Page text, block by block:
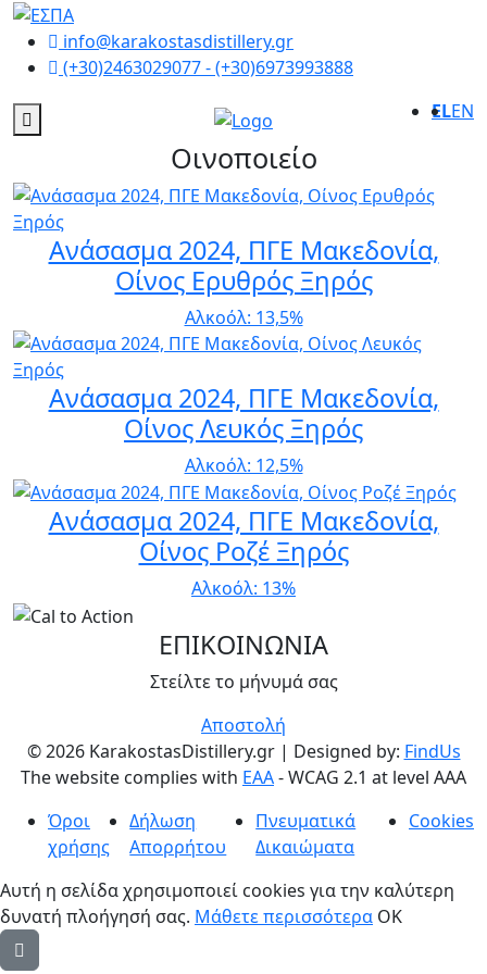
info@karakostasdistillery.gr
(+30)2463029077 - (+30)6973993888
ELEN
Οινοποιείο
Ανάσασμα 2024, ΠΓΕ Μακεδονία,
Οίνος Ερυθρός Ξηρός
Αλκοόλ: 13,5%
Ανάσασμα 2024, ΠΓΕ Μακεδονία,
Οίνος Λευκός Ξηρός
Αλκοόλ: 12,5%
Ανάσασμα 2024, ΠΓΕ Μακεδονία,
Οίνος Ροζέ Ξηρός
Αλκοόλ: 13%
ΕΠΙΚΟΙΝΩΝΙΑ
Στείλτε το μήνυμά σας
Αποστολή
©2026 KarakostasDistillery.gr | Designed by: FindUs
The website complies with EAA- WCAG 2.1 at level AAA
Όροι
χρήσης
Δήλωση
Απορρήτου
Πνευματικά
Δικαιώματα
Cookies
Αυτή η σελίδα χρησιμοποιεί cookies για την καλύτερη
δυνατή πλοήγησή σας. Μάθετε περισσότερα OK